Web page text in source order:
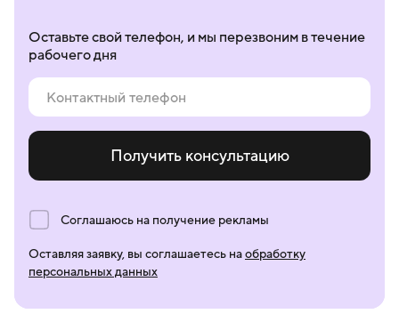
Оставьте свой телефон, и мы перезвоним в течение
рабочего дня
Получить консультацию
Соглашаюсь на получение рекламы
Оставляя заявку, вы соглашаетесь наобработку
персональных данных